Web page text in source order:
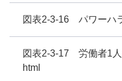
図表2-3-16 パワーハ
図表2-3-17 労働者1
html